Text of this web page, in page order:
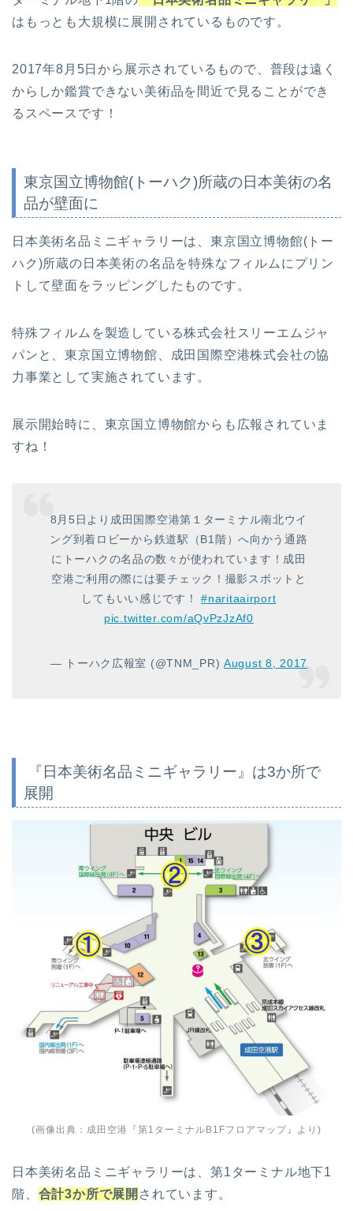
はもっとも大規模に展開されているものです。
2017年8月5日から展示されているもので、普段は遠く
からしか鑑賞できない美術品を間近で見ることができ
るスペースです！
東京国立博物館(トーハク)所蔵の日本美術の名
品が壁面に
日本美術名品ミニギャラリーは、東京国立博物館(トー
ハク)所蔵の日本美術の名品を特殊なフィルムにプリン
トして壁面をラッピングしたものです。
特殊フィルムを製造している株式会社スリーエムジャ
パンと、東京国立博物館、成田国際空港株式会社の協
力事業として実施されています。
展示開始時に、東京国立博物館からも広報されていま
すね！
8月5日より成田国際空港第１ターミナル南北ウイ
ング到着ロビーから鉄道駅（B1階）へ向かう通路
にトーハクの名品の数々が使われています！成田
空港ご利用の際には要チェック！撮影スポットと
してもいい感じです！#naritaairport
pic.twitter.com/aQvPzJzAf0
— トーハク広報室 (@TNM_PR)August 8, 2017
『日本美術名品ミニギャラリー』は3か所で
展開
(画像出典：成田空港『第1ターミナルB1Fフロアマップ』 より)
日本美術名品ミニギャラリーは、第1ターミナル地下1
階、 合計3か所で展開 されています。